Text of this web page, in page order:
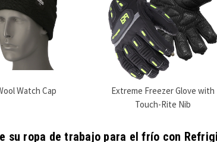
Watch Cap
Extreme Freezer Glove with
Touch-Rite Nib
su ropa de trabajo para el frío con